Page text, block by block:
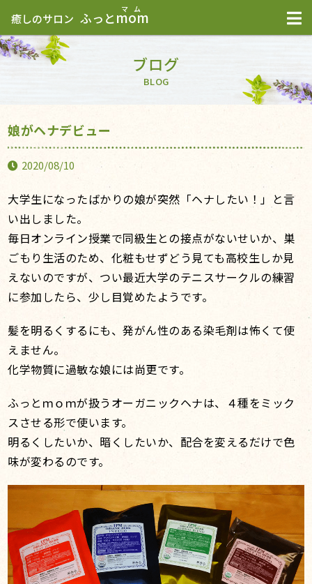
癒しのサロン ふっとmom
ブログ
BLOG
娘がヘナデビュー
2020/08/10
大学生になったばかりの娘が突然「ヘナしたい！」と言
い出しました。
毎日オンライン授業で同級生との接点がないせいか、巣
ごもり生活のため、化粧もせずどう見ても高校生しか見
えないのですが、つい最近大学のテニスサークルの練習
に参加したら、少し目覚めたようです。
髪を明るくするにも、発がん性のある染毛剤は怖くて使
えません。
化学物質に過敏な娘には尚更です。
ふっとｍｏｍが扱うオーガニックヘナは、４種をミック
スさせる形で使います。
明るくしたいか、暗くしたいか、配合を変えるだけで色
味が変わるのです。